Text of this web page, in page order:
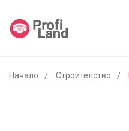
Начало Строителство